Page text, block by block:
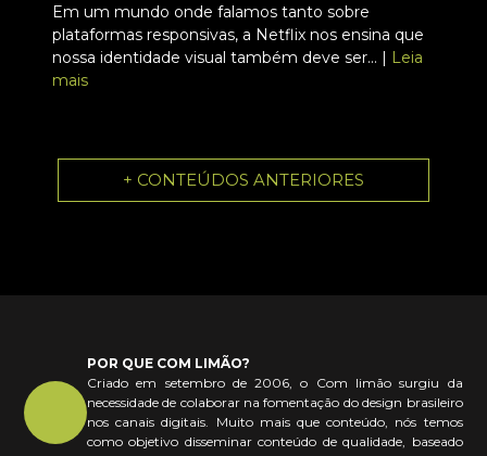
Em um mundo onde falamos tanto sobre
plataformas responsivas, a Netflix nos ensina que
nossa identidade visual também deve ser... | Leia
mais
+ CONTEÚDOS ANTERIORES
POR QUE COM LIMÃO?
Criado em setembro de 2006, o Com limão surgiu da
necessidade de colaborar na fomentação do design brasileiro
nos canais digitais. Muito mais que conteúdo, nós temos
como objetivo disseminar conteúdo de qualidade, baseado